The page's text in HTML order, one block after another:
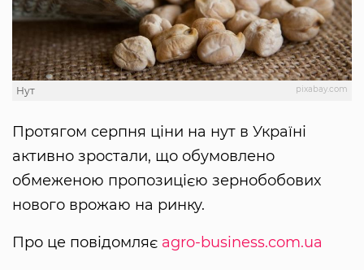
pixabay.com
Нут
Протягом серпня ціни на нут в Україні
активно зростали, що обумовлено
обмеженою пропозицією зернобобових
нового врожаю на ринку.
Про це повідомляє agro-business.com.ua